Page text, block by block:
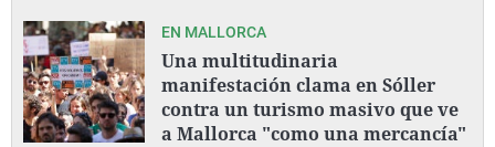
EN MALLORCA
Una multitudinaria
manifestación clama en Sóller
contra un turismo masivo que ve
a Mallorca "como una mercancía"